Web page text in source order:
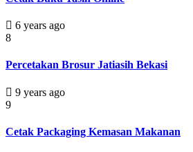
6 years ago
8
Percetakan Brosur Jatiasih Bekasi
9 years ago
9
Cetak Packaging Kemasan Makanan